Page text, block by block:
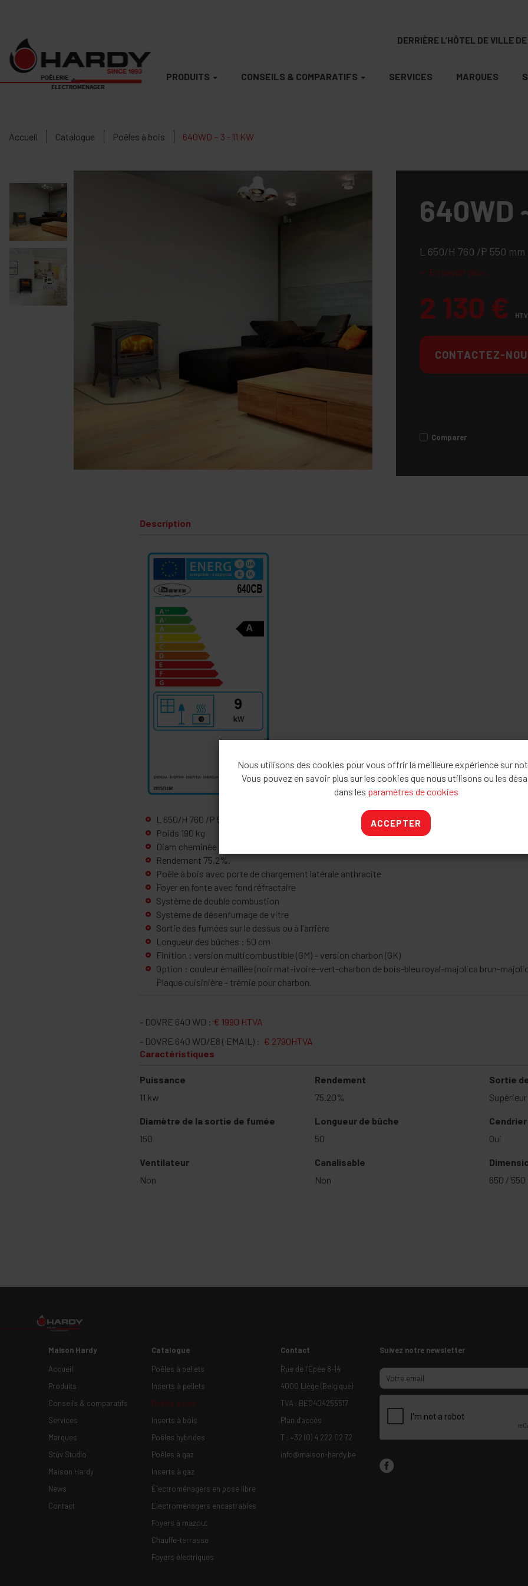
DERRIÈRE L’HÔTEL DE VILLE
PRODUITS CONSEILS & COMPARATIFS SERVICES MARQUES
Accueil Catalogue Poêles à bois 640WD ~ 3 - 11 KW
640WD
L 650/H 760 /P 550 mm
En savoir plus ...
2 130 €
CONTACTEZ-
Comparer
Description
L 650/H 760 /P 550 mm
Poids 190 kg
Diam cheminée 150 mm
Rendement 75,2%.
Poêle à bois avec porte de chargement latérale anthracite
Foyer en fonte avec fond réfractaire
Système de double combustion
Système de désenfumage de vitre
Sortie des fumées sur le dessus ou à l'arrière
Longueur des bûches : 50 cm
Finition : version multicombustible (GM) – version charbon (GK)
Option : couleur émaillée (noir mat-ivoire-vert-charbon de bois-bleu royal-majolica brun-
Plaque cuisinière - trémie pour charbon.
- DOVRE 640 WD : € 1990 HTVA
- DOVRE 640 WD/E8 ( EMAIL) : € 2790HTVA
Caractéristiques
Puissance
11 kw
Rendement
75.20%
Sortie
Diamètre de la sortie de fumée
150
Longueur de bûche
50
Cendrier
Oui
Ventilateur
Non
Canalisable
Non
650 / 550
Maison Hardy
Accueil
Produits
Conseils & comparatifs
Services
Marques
Stûv Studio
Maison Hardy
News
Contact
Catalogue
Poêles à pellets
Inserts à pellets
Poêles à bois
Inserts à bois
Poêles hybrides
Poêles à gaz
Inserts à gaz
Électroménagers en pose libre
Électroménagers encastrables
Foyers à mazout
Chauffe-terrasse
Foyers électriques
Contact
Rue de l’Epée 8-14
4000 Liège (Belgique)
TVA : BE0404255517
Plan d'accès
T : +32 (0) 4 222 02 72
info@maison-hardy.be
Suivez notre newsletter
Nous utilisons des cookies pour vous offrir la meilleure expérience sur
Vous pouvez en savoir plus sur les cookies que nous utilisons ou les
dans les paramètres de cookies
ACCEPTER